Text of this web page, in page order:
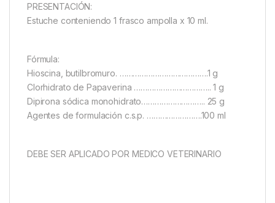
PRESENTACIÓN:
Estuche conteniendo 1 frasco ampolla x 10 ml.
Fórmula:
Hioscina, butilbromuro. ………………………………….1 g
Clorhidrato de Papaverina …………………………….. 1 g
Dipirona sódica monohidrato……………………….. 25 g
Agentes de formulación c.s.p. …………………….100 ml
DEBE SER APLICADO POR MEDICO VETERINARIO